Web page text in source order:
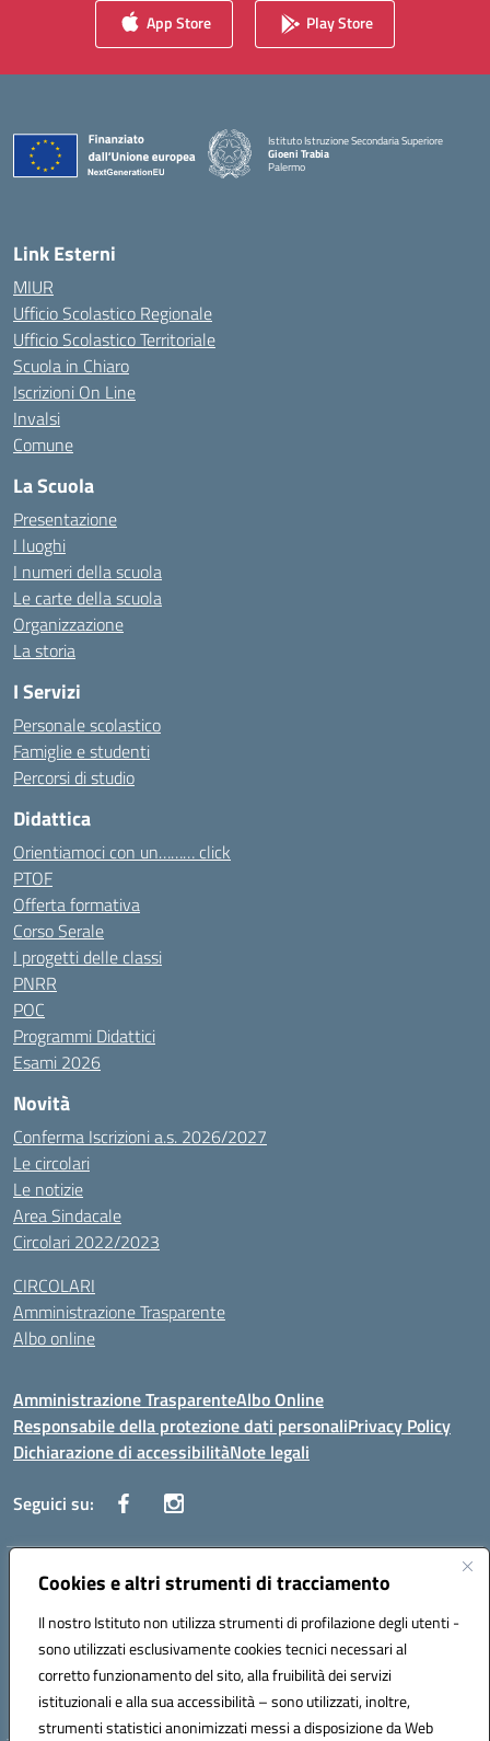
Cookies e altri strumenti di tracciamento
Il nostro Istituto non utilizza strumenti di profilazione degli utenti -
sono utilizzati esclusivamente cookies tecnici necessari al
corretto funzionamento del sito, alla fruibilità dei servizi
istituzionali e alla sua accessibilità – sono utilizzati, inoltre,
strumenti statistici anonimizzati messi a disposizione da Web
App Store Play Store
Istituto Istruzione Secondaria Superiore
Gioeni Trabia
Palermo
Link Esterni
MIUR
Ufficio Scolastico Regionale
Ufficio Scolastico Territoriale
Scuola in Chiaro
Iscrizioni On Line
Invalsi
Comune
La Scuola
Presentazione
I luoghi
I numeri della scuola
Le carte della scuola
Organizzazione
La storia
I Servizi
Personale scolastico
Famiglie e studenti
Percorsi di studio
Didattica
Orientiamoci con un……… click
PTOF
Offerta formativa
Corso Serale
I progetti delle classi
PNRR
POC
Programmi Didattici
Esami 2026
Novità
Conferma Iscrizioni a.s. 2026/2027
Le circolari
Le notizie
Area Sindacale
Circolari 2022/2023
CIRCOLARI
Amministrazione Trasparente
Albo online
Amministrazione TrasparenteAlbo Online
Responsabile della protezione dati personaliPrivacy Policy
Dichiarazione di accessibilitàNote legali
Seguici su:
Indirizzo:Corso Vittorio Emanuele, 27 90133 - Palermo
Posta elettronica certificata (PEC):pais03600r@pec.istruzione.it
Codice fiscale: 97308550827
Codice meccanografico: PAIS03600R